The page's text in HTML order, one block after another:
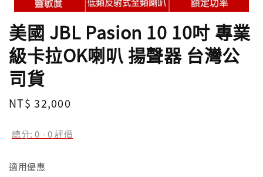
美國 JBL Pasion 10 10吋 專業
級卡拉OK喇叭 揚聲器 台灣公
司貨
Regular
NT$ 32,000
總分:0 -0評價
適用優惠